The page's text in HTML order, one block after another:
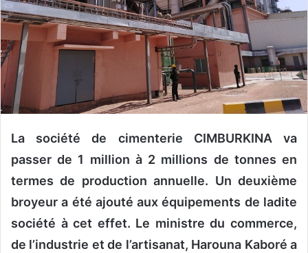
n
c
o
i
La société de cimenterie CIMBURKINA va
passer de 1 million à 2 millions de tonnes en
termes de production annuelle. Un deuxième
broyeur a été ajouté aux équipements de ladite
société à cet effet. Le ministre du commerce,
de l’industrie et de l’artisanat, Harouna Kaboré a